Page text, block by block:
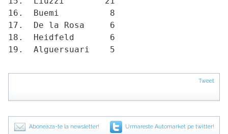
16.  Buemi          8
17.  De la Rosa     6
18.  Heidfeld       6
19.  Alguersuari    5
Tweet
Aboneaza-te la newsletter! Urmareste Automarket pe twitter!